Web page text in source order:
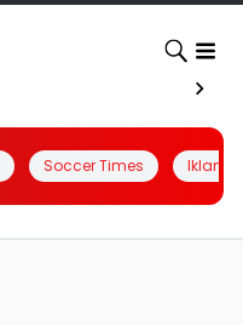
Soccer Times Iklanin